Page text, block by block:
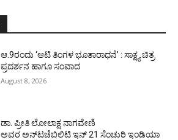
ಆ.9ರಂದು ‘ಆಟಿ ತಿಂಗಳ ಭೂತಾರಾಧನೆ’ : ಸಾಕ್ಷ್ಯ ಚಿತ್ರ
ಪ್ರದರ್ಶನ ಹಾಗೂ ಸಂವಾದ
August 8, 2026
ಡಾ. ಪ್ರೀತಿ ಲೋಲಾಕ್ಷ ನಾಗವೇಣಿ
ಅವರ ಅನ್‌ಟಚೆಬಿಲಿಟಿ ಇನ್ 21 ಸೆಂಚುರಿ ಇಂಡಿಯಾ